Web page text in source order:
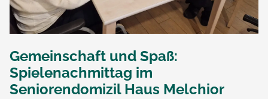
Gemeinschaft und Spaß:
Spielenachmittag im
Seniorendomizil Haus Melchior